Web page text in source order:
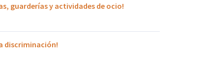
guarderías y actividades de ocio!
discriminación!